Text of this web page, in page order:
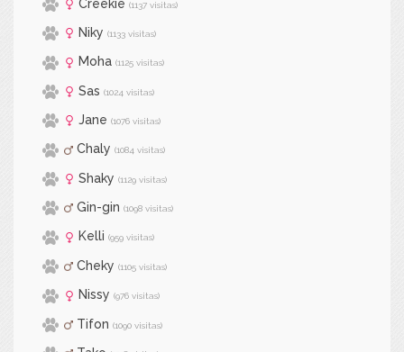
Creekie (1137 visitas)
Niky (1133 visitas)
Moha (1125 visitas)
Sas (1024 visitas)
Jane (1076 visitas)
Chaly (1084 visitas)
Shaky (1129 visitas)
Gin-gin (1098 visitas)
Kelli (959 visitas)
Cheky (1105 visitas)
Nissy (976 visitas)
Tifon (1090 visitas)